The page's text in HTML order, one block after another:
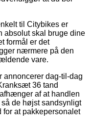
til Citybikes er
absolut skal bruge dine
formål er det
nærmere på den
vare.
annoncerer dag-til-dag
36 tand
af at handlen
de højst sandsynligt
for at pakkepersonalet